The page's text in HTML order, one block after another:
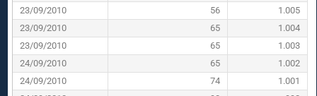
23/09/2010
56
1.005
23/09/2010
65
1.004
23/09/2010
65
1.003
24/09/2010
65
1.002
24/09/2010
74
1.001